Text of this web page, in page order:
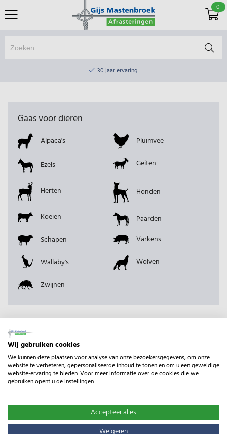
0
30 jaar ervaring
Elektrisch afrasteringsmateriaal gratis verzending vanaf €75
Gaas voor dieren
Alpaca's Pluimvee
Ezels Geiten
Herten Honden
Koeien
Paarden
Schapen
Varkens
Wallaby's
Wolven
Zwijnen
Waarom kiezen voor Gijs Mastenbroek?
25 jaar ervaring
Prijs & kwaliteit is belangrijk
Persoonlijk advies
U staat bij ons centraal
Online winkel & fysieke winkel
Wij gebruiken cookies
We kunnen deze plaatsen voor analyse van onze bezoekersgegevens, om onze
website te verbeteren, gepersonaliseerde inhoud te tonen en om u een geweldige
website-ervaring te bieden. Voor meer informatie over de cookies die we
gebruiken opent u de instellingen.
Accepteer alles
Weigeren